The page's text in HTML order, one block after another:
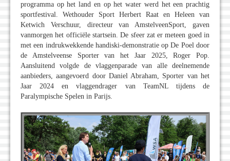
programma op het land en op het water werd het een prachtig
sportfestival. Wethouder Sport Herbert Raat en Heleen van
Ketwich Verschuur, directeur van AmstelveenSport, gaven
vanmorgen het officiële startsein. De sfeer zat er meteen goed in
met een indrukwekkende handiski-demonstratie op De Poel door
de Amstelveense Sporter van het Jaar 2025, Roger Pop.
Aansluitend volgde de vlaggenparade van alle deelnemende
aanbieders, aangevoerd door Daniel Abraham, Sporter van het
Jaar 2024 en vlaggendrager van TeamNL tijdens de
Paralympische Spelen in Parijs.